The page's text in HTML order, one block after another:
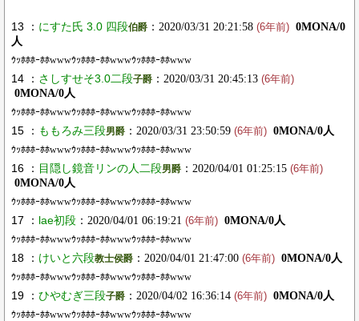
13 ： にすた氏 3.0 四段伯爵 ：2020/03/31 20:21:58 (6年前) 0MONA/0
人
ｳｯﾎﾎﾎｰﾎﾎwwwｳｯﾎﾎﾎｰﾎﾎwwwｳｯﾎﾎﾎｰﾎﾎwww
14 ： さしすせそ3.0二段子爵 ：2020/03/31 20:45:13 (6年前)
0MONA/0人
ｳｯﾎﾎﾎｰﾎﾎwwwｳｯﾎﾎﾎｰﾎﾎwwwｳｯﾎﾎﾎｰﾎﾎwww
15 ： ももろみ三段男爵 ：2020/03/31 23:50:59 (6年前) 0MONA/0人
ｳｯﾎﾎﾎｰﾎﾎwwwｳｯﾎﾎﾎｰﾎﾎwwwｳｯﾎﾎﾎｰﾎﾎwww
16 ： 目隠し鏡音リンの人二段男爵 ：2020/04/01 01:25:15 (6年前)
0MONA/0人
ｳｯﾎﾎﾎｰﾎﾎwwwｳｯﾎﾎﾎｰﾎﾎwwwｳｯﾎﾎﾎｰﾎﾎwww
17 ： lae初段 ：2020/04/01 06:19:21 (6年前) 0MONA/0人
ｳｯﾎﾎﾎｰﾎﾎwwwｳｯﾎﾎﾎｰﾎﾎwwwｳｯﾎﾎﾎｰﾎﾎwww
18 ： けいと六段教士侯爵 ：2020/04/01 21:47:00 (6年前) 0MONA/0人
ｳｯﾎﾎﾎｰﾎﾎwwwｳｯﾎﾎﾎｰﾎﾎwwwｳｯﾎﾎﾎｰﾎﾎwww
19 ： ひやむぎ三段子爵 ：2020/04/02 16:36:14 (6年前) 0MONA/0人
ｳｯﾎﾎﾎｰﾎﾎwwwｳｯﾎﾎﾎｰﾎﾎwwwｳｯﾎﾎﾎｰﾎﾎwww